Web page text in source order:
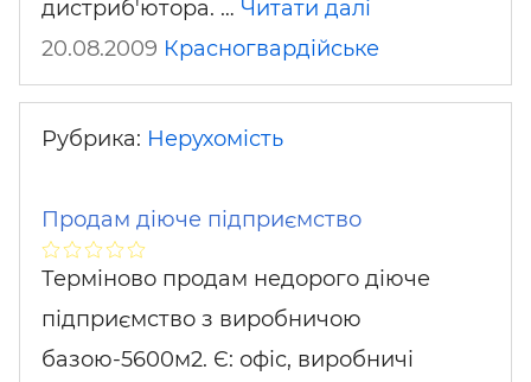
дистриб'ютора. … Читати далі
20.08.2009 Красногвардійське
Рубрика: Нерухомість
Продам діюче підприємство
Терміново продам недорого діюче
підприємство з виробничою
базою-5600м2. Є: офіс, виробничі